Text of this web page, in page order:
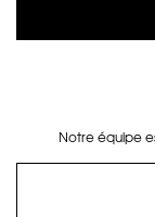
Notre équipe